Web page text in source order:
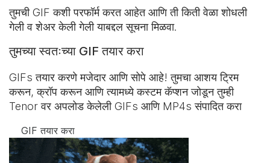
तुमची GIF कशी परफॉर्म करत आहेत आणि ती किती वेळा शोधली
गेली व शेअर केली गेली याबद्दल सूचना मिळवा.
तुमच्या स्वतःच्या GIF तयार करा
GIFs तयार करणे मजेदार आणि सोपे आहे! तुमचा आशय ट्रिम
करून, क्रॉप करून आणि त्यामध्ये कस्टम कॅप्शन जोडून तुम्ही
Tenor वर अपलोड केलेली GIFs आणि MP4s संपादित करा
GIF तयार करा